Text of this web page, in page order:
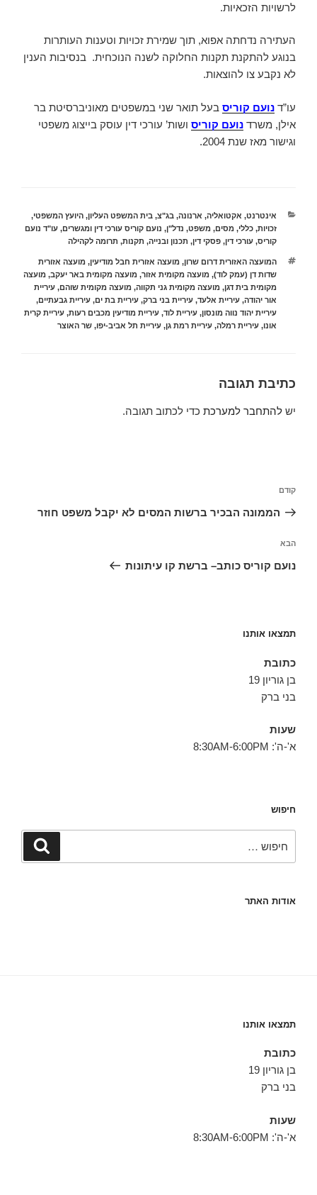
לרשויות הזכאיות.
העתירה נדחתה אפוא, תוך שמירת זכויות וטענות העותרות
בנוגע להתקנת תקנות החלוקה לשנה הנוכחית. בנסיבות הענין
לא נקבע צו להוצאות.
עו”ד נועם קוריס בעל תואר שני במשפטים מאוניברסיטת בר
אילן, משרד נועם קוריס ושות’ עורכי דין עוסק בייצוג משפטי
וגישור מאז שנת 2004.
קטגוריות
אינטרנט, אקטואליה, ארנונה,בג"צ,בית המשפט העליון,היועץ המשפטי,
זכויות,כללי, מסים, משפט, נדל"ן, נועם קוריס עורכי דין ומגשרים,עו"ד נועם
קוריס,עורכי דין,פסקי דין, תכנון ובנייה, תקנות, תרומה לקהילה
תגיות
המועצה האזורית דרום שרון, מועצה אזורית חבל מודיעין, מועצה אזורית
שדות דן (עמק לוד), מועצה מקומית אזור, מועצה מקומית באר יעקב, מועצה
מקומית בית דגן, מועצה מקומית גני תקווה, מועצה מקומית שוהם,עיריית
אור יהודה,עיריית אלעד,עיריית בני ברק,עיריית בת ים,עיריית גבעתיים,
עיריית יהוד נווה מונסון,עיריית לוד,עיריית מודיעין מכבים רעות,עיריית קרית
אונו,עיריית רמלה,עיריית רמת גן,עיריית תל אביב-יפו,שר האוצר
כתיבת תגובה
יש להתחבר למערכת כדי לכתוב תגובה.
הפוסט
הקודם
קודם
הממונה הבכיר ברשות המסים לא יקבל משפט חוזר
הפוסט
הבא
הבא
נועם קוריס כותב– ברשת קו עיתונות
תמצאו אותנו
כתובת
בן גוריון 19
בני ברק
שעות
א'-ה': 8:30AM-6:00PM
חיפוש
חיפוש
אודות האתר
תמצאו אותנו
כתובת
בן גוריון 19
בני ברק
שעות
א'-ה': 8:30AM-6:00PM